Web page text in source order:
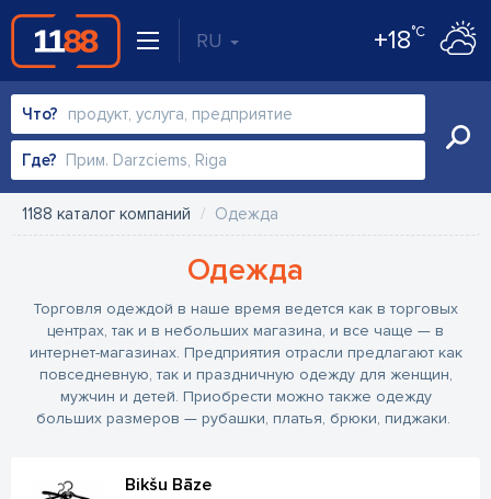
RU +18°C
Что?
Где?
1188 каталог компаний Одежда
Одежда
Торговля одеждой в наше время ведется как в торговых
центрах, так и в небольших магазина, и все чаще — в
интернет-магазинах. Предприятия отрасли предлагают как
повседневную, так и праздничную одежду для женщин,
мужчин и детей. Приобрести можно также одежду
больших размеров — рубашки, платья, брюки, пиджаки.
Bikšu Bāze